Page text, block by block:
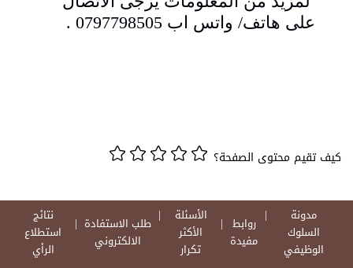
على هاتف/ واتس اب 0797798505 .
محتوى الصفحة؟
روابط
مفيدة
الأسئلة
الأكثر
تكرار
طلب الاستفادة
الالكتروني
نتائج
استطلاع